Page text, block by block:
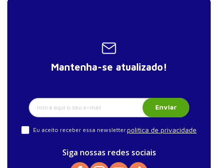
Mantenha-se atualizado!
Enviar
Eu aceito receber essa newsletter. política de privacidade
Siga nossas redes sociais